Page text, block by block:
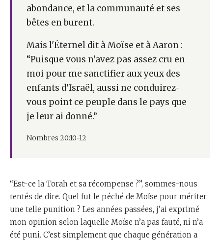
abondance, et la communauté et ses
bêtes en burent.
Mais l'Éternel dit à Moïse et à Aaron :
“Puisque vous n'avez pas assez cru en
moi pour me sanctifier aux yeux des
enfants d'Israël, aussi ne conduirez-
vous point ce peuple dans le pays que
je leur ai donné.”
Nombres 20:10-12
“Est-ce la Torah et sa récompense ?”, sommes-nous
tentés de dire. Quel fut le péché de Moïse pour mériter
une telle punition ? Les années passées, j’ai exprimé
mon opinion selon laquelle Moïse n’a pas fauté, ni n’a
été puni. C’est simplement que chaque génération a